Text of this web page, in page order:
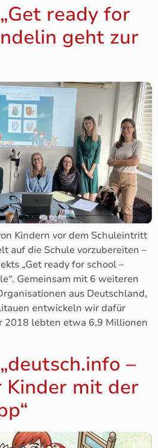
ready for
geht zur
Kindern vor dem Schuleintritt
auf die Schule vorzubereiten –
„Get ready for school –
Gemeinsam mit 6 weiteren
aus Deutschland,
entwickeln wir dafür
2018 lebten etwa 6,9 Millionen
–
Kinder mit der